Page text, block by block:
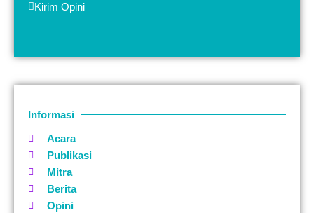
Kirim Opini
Informasi
Acara
Publikasi
Mitra
Berita
Opini